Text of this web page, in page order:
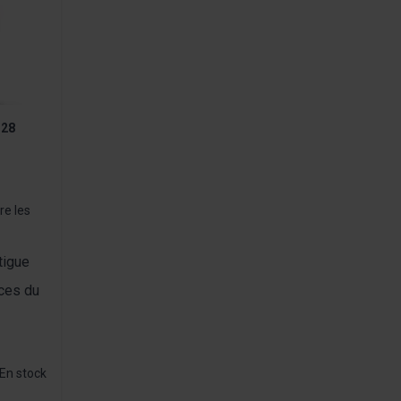
les
du
En stock